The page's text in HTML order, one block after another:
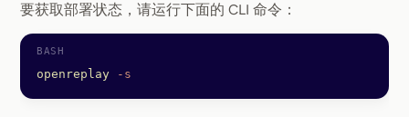
要获取部署状态，请运行下面的 CLI 命令：
openreplay -s